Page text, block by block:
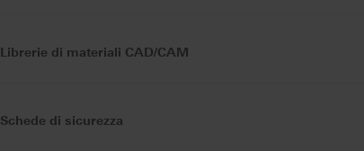
Librerie di materiali CAD/CAM
Schede di sicurezza